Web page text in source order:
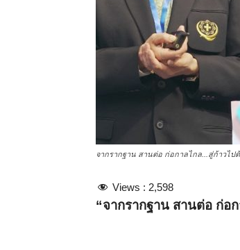
จากรากฐาน สานต่อ ก่อกาลไกล...สู่ก้าวไป
Views : 2,598
“จากรากฐาน สานต่อ ก่อ